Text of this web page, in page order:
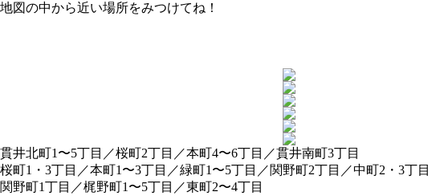
地図の中から近い場所をみつけてね！
貫井北町1〜5丁目／桜町2丁目／本町4〜6丁目／貫井南町3丁目
桜町1・3丁目／本町1〜3丁目／緑町1〜5丁目／関野町2丁目／中町2・3丁目
関野町1丁目／梶野町1〜5丁目／東町2〜4丁目